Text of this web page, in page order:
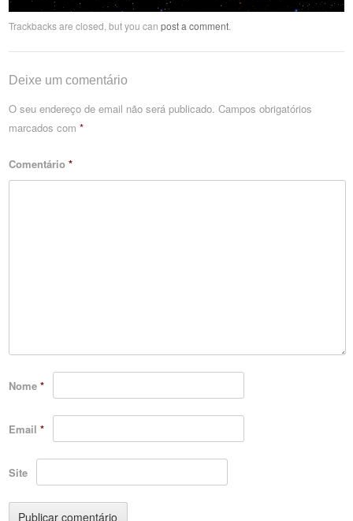
Trackbacks are closed, but you canpost a comment
Deixe um comentário
O seu endereço de email não será publicado. Campos obrigatórios
marcados com*
Comentário*
Nome*
Email*
Site